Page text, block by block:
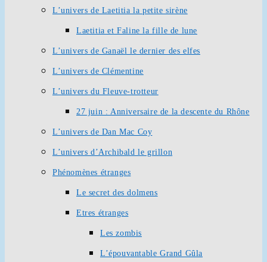
L’univers de Laetitia la petite sirène
Laetitia et Faline la fille de lune
L’univers de Ganaël le dernier des elfes
L’univers de Clémentine
L’univers du Fleuve-trotteur
27 juin : Anniversaire de la descente du Rhône
L’univers de Dan Mac Coy
L’univers d’Archibald le grillon
Phénomènes étranges
Le secret des dolmens
Etres étranges
Les zombis
L’épouvantable Grand Gûla